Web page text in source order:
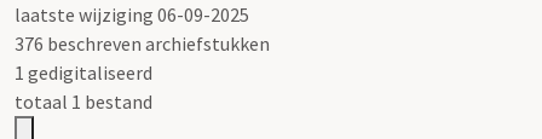
laatste wijziging 06-09-2025
376 beschreven archiefstukken
1 gedigitaliseerd
totaal 1 bestand